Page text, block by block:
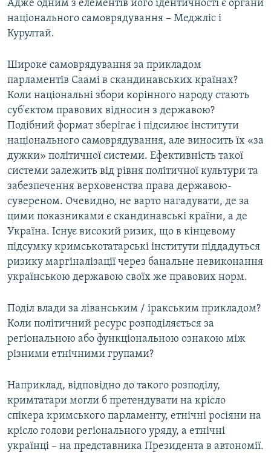
Адже одним з елементів його ідентичності є органи
національного самоврядування – Меджліс і
Курултай.
Широке самоврядування за прикладом
парламентів Саамі в скандинавських країнах?
Коли національні збори корінного народу стають
суб'єктом правових відносин з державою?
Подібний формат зберігає і підсилює інститути
національного самоврядування, але виносить їх «за
дужки» політичної системи. Ефективність такої
системи залежить від рівня політичної культури та
забезпечення верховенства права державою-
сувереном. Очевидно, не варто нагадувати, де за
цими показниками є скандинавські країни, а де
Україна. Існує високий ризик, що в кінцевому
підсумку кримськотатарські інститути піддадуться
ризику маргіналізації через банальне невиконання
українською державою своїх же правових норм.
Поділ влади за ліванським / іракським прикладом?
Коли політичний ресурс розподіляється за
регіональною або функціональною ознакою між
різними етнічними групами?
Наприклад, відповідно до такого розподілу,
кримтатари могли б претендувати на крісло
спікера кримського парламенту, етнічні росіяни на
крісло голови регіонального уряду, а етнічні
українці – на представника Президента в автономії.